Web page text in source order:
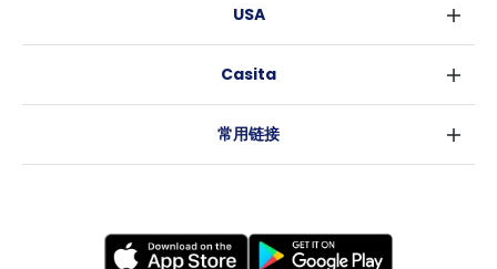
爱丁堡
利兹
考文垂
布里斯班
阿德莱德
USA
洛杉矶
Casita
常用链接